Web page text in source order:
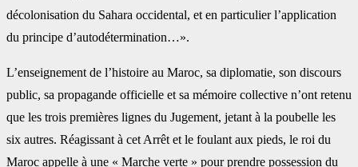
décolonisation du Sahara occidental, et en particulier l’application
du principe d’autodétermination…».
L’enseignement de l’histoire au Maroc, sa diplomatie, son discours
public, sa propagande officielle et sa mémoire collective n’ont retenu
que les trois premières lignes du Jugement, jetant à la poubelle les
six autres. Réagissant à cet Arrêt et le foulant aux pieds, le roi du
Maroc appelle à une « Marche verte » pour prendre possession du